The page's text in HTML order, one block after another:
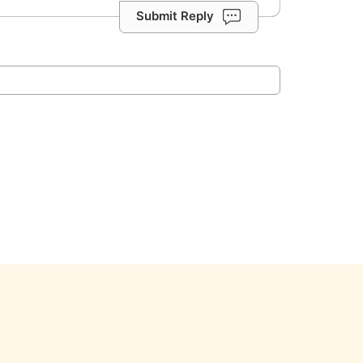
Submit Reply